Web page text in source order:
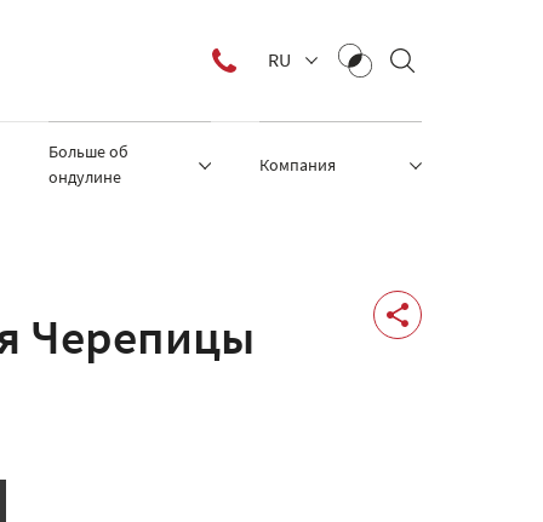
RU
Больше об
ондулине
Компания
Черепицы